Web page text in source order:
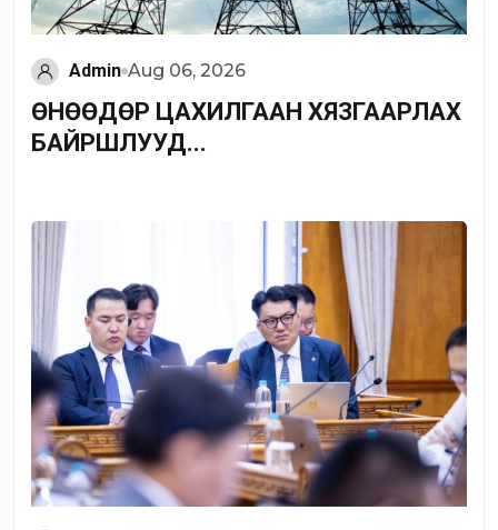
Admin Aug 06, 2026
ӨНӨӨДӨР ЦАХИЛГААН ХЯЗГААРЛАХ
БАЙРШЛУУД...